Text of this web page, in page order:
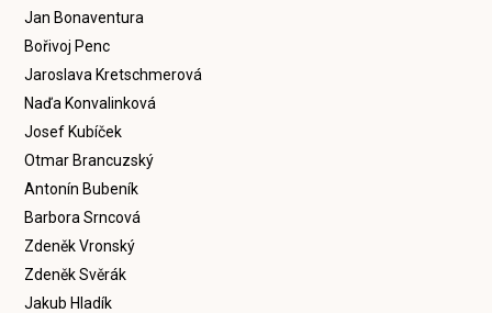
Jan Bonaventura
Bořivoj Penc
Jaroslava Kretschmerová
Naďa Konvalinková
Josef Kubíček
Otmar Brancuzský
Antonín Bubeník
Barbora Srncová
Zdeněk Vronský
Zdeněk Svěrák
Jakub Hladík